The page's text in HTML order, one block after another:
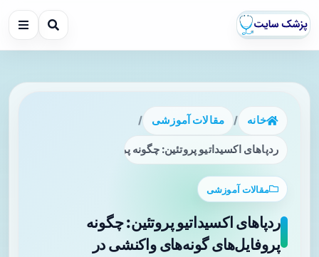
خانه / مقالات آموزشی /
ردپاهای اکسیداتیو پروتئین: چگونه پروفایل‌های گونه‌های
مقالات آموزشی
ردپاهای اکسیداتیو پروتئین: چگونه
پروفایل‌های گونه‌های واکنشی در